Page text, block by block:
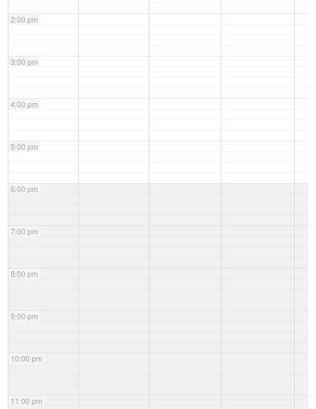
2:00 pm
3:00 pm
4:00 pm
5:00 pm
6:00 pm
7:00 pm
8:00 pm
9:00 pm
10:00 pm
11:00 pm